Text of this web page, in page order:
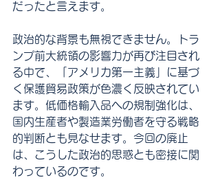
だったと言えます。
政治的な背景も無視できません。トラ
ンプ前大統領の影響力が再び注目され
る中で、「アメリカ第一主義」に基づ
く保護貿易政策が色濃く反映されてい
ます。低価格輸入品への規制強化は、
国内生産者や製造業労働者を守る戦略
的判断とも見なせます。今回の廃止
は、こうした政治的思惑とも密接に関
わっているのです。